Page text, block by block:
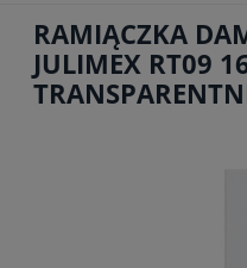
RAMIĄCZKA
JULIMEX RT09